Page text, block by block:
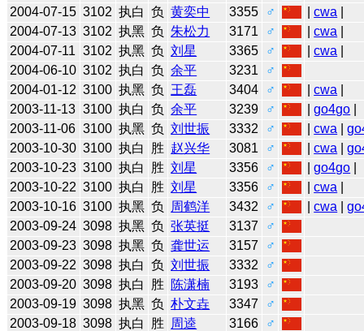
2004-07-15 3102 执白 负 黄奕中 3355 ♂ |cwa
2004-07-13 3102 执黑 负 朱松力 3171 ♂ |cwa
2004-07-11 3102 执黑 负 刘星 3365 ♂ |cwa
2004-06-10 3102 执白 负 余平 3231
♂
2004-01-12 3100 执黑 负 王磊 3404 ♂ |cwa
2003-11-13 3100 执白 负 余平 3239 ♂ |go4go
2003-11-06 3100 执黑 负 刘世振 3332 ♂ |cwa |
2003-10-30 3100 执白 胜 赵兴华 3081 ♂ |cwa |
2003-10-23 3100 执白 胜 刘星 3356 ♂ |go4go
2003-10-22 3100 执白 胜 刘星 3356 ♂ |cwa
2003-10-16 3100 执黑 负 周鹤洋 3432 ♂ |cwa |
2003-09-24 3098 执黑 负 张英挺 3137
♂
2003-09-23 3098 执黑 负 龚世运 3157
♂
2003-09-22 3098 执白 负 刘世振 3332
♂
2003-09-20 3098 执白 胜 陈潇楠 3193
♂
2003-09-19 3098 执黑 负 朴文垚 3347
♂
2003-09-18 3098 执白 胜 周逵 3166
♂